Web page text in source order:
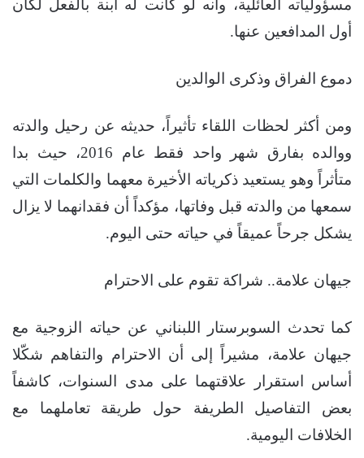
مسؤولياته العائلية، وأنه لو كانت له ابنة بالفعل لكان
أول المدافعين عنها.
دموع الفراق وذكرى الوالدين
ومن أكثر لحظات اللقاء تأثيراً، حديثه عن رحيل والدته
ووالده بفارق شهر واحد فقط عام 2016، حيث بدا
متأثراً وهو يستعيد ذكرياته الأخيرة معهما والكلمات التي
سمعها من والدته قبل وفاتها، مؤكداً أن فقدانهما لا يزال
يشكل جرحاً عميقاً في حياته حتى اليوم.
جيهان علامة.. شراكة تقوم على الاحترام
كما تحدث السوبرستار اللبناني عن حياته الزوجية مع
جيهان علامة، مشيراً إلى أن الاحترام والتفاهم شكّلا
أساس استقرار علاقتهما على مدى السنوات، كاشفاً
بعض التفاصيل الطريفة حول طريقة تعاملهما مع
الخلافات اليومية.